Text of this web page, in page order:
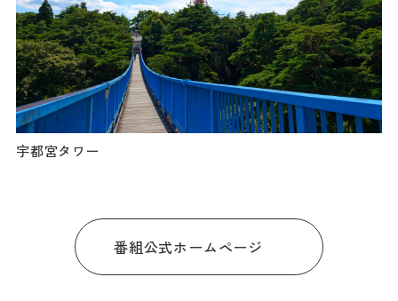
番組公式ホームページ
宇都宮タワー
アクセス
Languag
フォトダウン
ロード
パンフレット